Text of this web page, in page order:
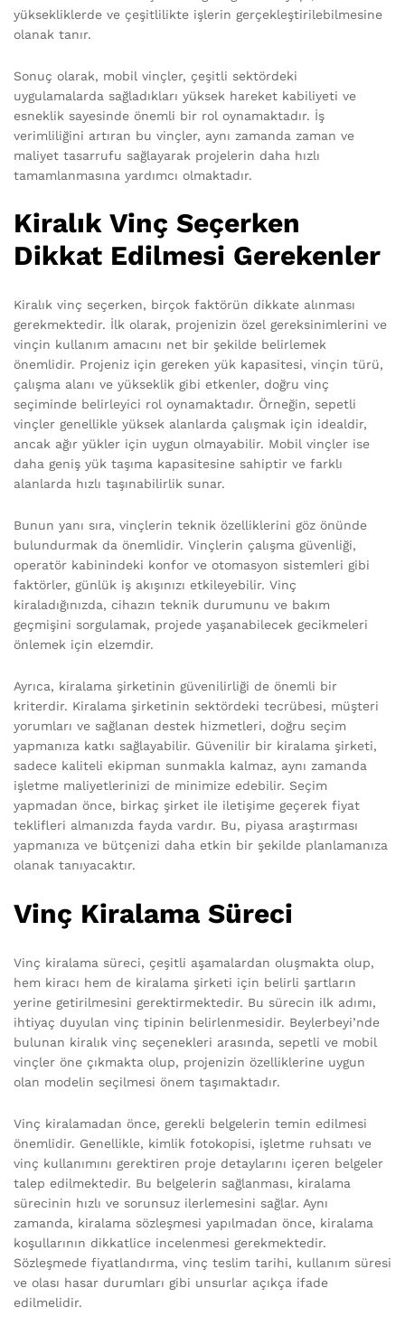
yüksekliklerde ve çeşitlilikte işlerin gerçekleştirilebilmesine
olanak tanır.
Sonuç olarak, mobil vinçler, çeşitli sektördeki
uygulamalarda sağladıkları yüksek hareket kabiliyeti ve
esneklik sayesinde önemli bir rol oynamaktadır. İş
verimliliğini artıran bu vinçler, aynı zamanda zaman ve
maliyet tasarrufu sağlayarak projelerin daha hızlı
tamamlanmasına yardımcı olmaktadır.
Kiralık Vinç Seçerken
Dikkat Edilmesi Gerekenler
Kiralık vinç seçerken, birçok faktörün dikkate alınması
gerekmektedir. İlk olarak, projenizin özel gereksinimlerini ve
vinçin kullanım amacını net bir şekilde belirlemek
önemlidir. Projeniz için gereken yük kapasitesi, vinçin türü,
çalışma alanı ve yükseklik gibi etkenler, doğru vinç
seçiminde belirleyici rol oynamaktadır. Örneğin, sepetli
vinçler genellikle yüksek alanlarda çalışmak için idealdir,
ancak ağır yükler için uygun olmayabilir. Mobil vinçler ise
daha geniş yük taşıma kapasitesine sahiptir ve farklı
alanlarda hızlı taşınabilirlik sunar.
Bunun yanı sıra, vinçlerin teknik özelliklerini göz önünde
bulundurmak da önemlidir. Vinçlerin çalışma güvenliği,
operatör kabinindeki konfor ve otomasyon sistemleri gibi
faktörler, günlük iş akışınızı etkileyebilir. Vinç
kiraladığınızda, cihazın teknik durumunu ve bakım
geçmişini sorgulamak, projede yaşanabilecek gecikmeleri
önlemek için elzemdir.
Ayrıca, kiralama şirketinin güvenilirliği de önemli bir
kriterdir. Kiralama şirketinin sektördeki tecrübesi, müşteri
yorumları ve sağlanan destek hizmetleri, doğru seçim
yapmanıza katkı sağlayabilir. Güvenilir bir kiralama şirketi,
sadece kaliteli ekipman sunmakla kalmaz, aynı zamanda
işletme maliyetlerinizi de minimize edebilir. Seçim
yapmadan önce, birkaç şirket ile iletişime geçerek fiyat
teklifleri almanızda fayda vardır. Bu, piyasa araştırması
yapmanıza ve bütçenizi daha etkin bir şekilde planlamanıza
olanak tanıyacaktır.
Vinç Kiralama Süreci
Vinç kiralama süreci, çeşitli aşamalardan oluşmakta olup,
hem kiracı hem de kiralama şirketi için belirli şartların
yerine getirilmesini gerektirmektedir. Bu sürecin ilk adımı,
ihtiyaç duyulan vinç tipinin belirlenmesidir. Beylerbeyi’nde
bulunan kiralık vinç seçenekleri arasında, sepetli ve mobil
vinçler öne çıkmakta olup, projenizin özelliklerine uygun
olan modelin seçilmesi önem taşımaktadır.
Vinç kiralamadan önce, gerekli belgelerin temin edilmesi
önemlidir. Genellikle, kimlik fotokopisi, işletme ruhsatı ve
vinç kullanımını gerektiren proje detaylarını içeren belgeler
talep edilmektedir. Bu belgelerin sağlanması, kiralama
sürecinin hızlı ve sorunsuz ilerlemesini sağlar. Aynı
zamanda, kiralama sözleşmesi yapılmadan önce, kiralama
koşullarının dikkatlice incelenmesi gerekmektedir.
Sözleşmede fiyatlandırma, vinç teslim tarihi, kullanım süresi
ve olası hasar durumları gibi unsurlar açıkça ifade
edilmelidir.